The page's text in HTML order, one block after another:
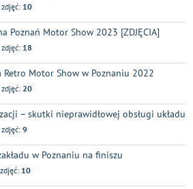
zdjęć: 10
Poznań Motor Show 2023 [ZDJĘCIA]
zdjęć: 18
Motor Show w Poznaniu 2022
zdjęć: 20
– skutki nieprawidłowej obsługi układu
zdjęć: 9
w Poznaniu na finiszu
zdjęć: 10